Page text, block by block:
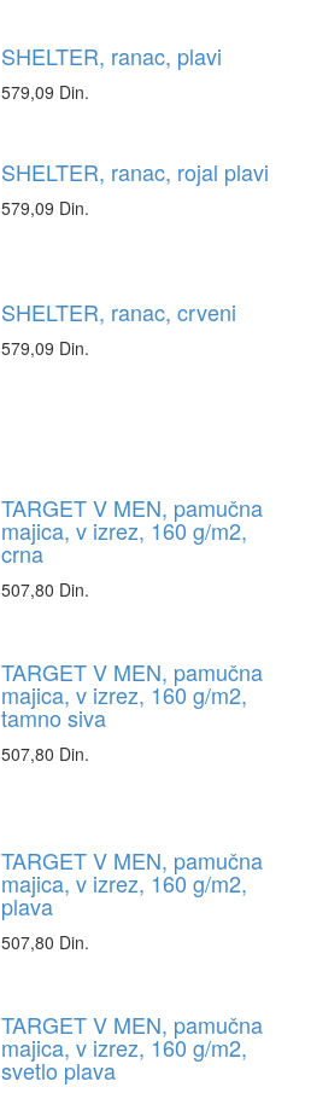
SHELTER, ranac, plavi
579,09 Din.
SHELTER, ranac, rojal plavi
579,09 Din.
SHELTER, ranac, crveni
579,09 Din.
TARGET V MEN, pamučna
majica, v izrez, 160 g/m2,
crna
507,80 Din.
TARGET V MEN, pamučna
majica, v izrez, 160 g/m2,
tamno siva
507,80 Din.
TARGET V MEN, pamučna
majica, v izrez, 160 g/m2,
plava
507,80 Din.
TARGET V MEN, pamučna
majica, v izrez, 160 g/m2,
svetlo plava